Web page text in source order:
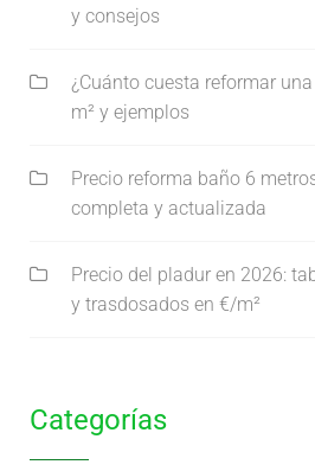
y consejos
¿Cuánto cuesta reformar
m² y ejemplos
Precio reforma baño 6
completa y actualizada
Precio del pladur en 2026:
y trasdosados en €/m²
Categorías